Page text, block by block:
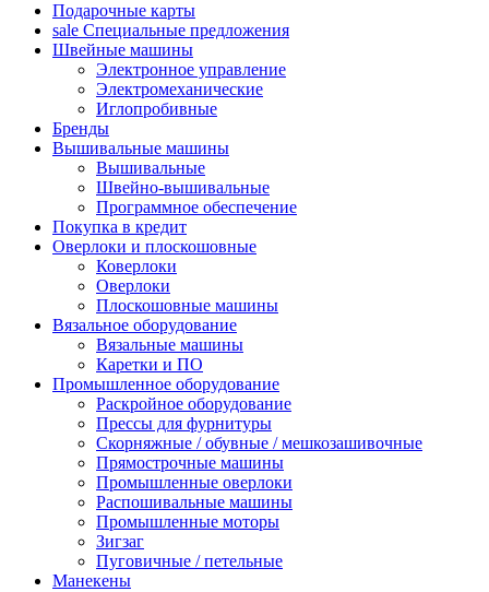
Подарочные карты
sale Специальные предложения
Швейные машины
Электронное управление
Электромеханические
Иглопробивные
Бренды
Вышивальные машины
Вышивальные
Швейно-вышивальные
Программное обеспечение
Покупка в кредит
Оверлоки и плоскошовные
Коверлоки
Оверлоки
Плоскошовные машины
Вязальное оборудование
Вязальные машины
Каретки и ПО
Промышленное оборудование
Раскройное оборудование
Прессы для фурнитуры
Скорняжные / обувные / мешкозашивочные
Прямострочные машины
Промышленные оверлоки
Распошивальные машины
Промышленные моторы
Зигзаг
Пуговичные / петельные
Манекены